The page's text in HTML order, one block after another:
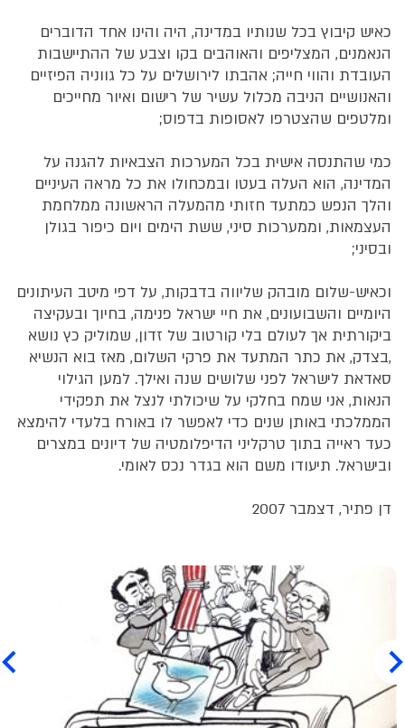
כאיש קיבוץ בכל שנותיו במדינה, היה והינו אחד הדוברים
הנאמנים, המצליפים והאוהבים בקו וצבע של ההתיישבות
העובדת והווי חייה; אהבתו לירושלים על כל גווניה הפיזיים
והאנושיים הניבה מכלול עשיר של רישום ואיור מחייכים
ומלטפים שהצטרפו לאסופות בדפוס;
כמי שהתנסה אישית בכל המערכות הצבאיות להגנה על
המדינה, הוא העלה בעטו ובמכחולו את כל מראה העיניים
והלך הנפש כמתעד חזותי מהמעלה הראשונה ממלחמת
העצמאות, וממערכות סיני, ששת הימים ויום כיפור בגולן
ובסיני;
וכאיש-שלום מובהק שליווה בדבקות, על דפי מיטב העיתונים
היומיים והשבועונים, את חיי ישראל פנימה, בחיוך ובעקיצה
ביקורתית אך לעולם בלי קורטוב של זדון, שמוליק כץ נושא
,בצדק, את כתר המתעד את פרקי השלום, מאז בוא הנשיא
סאדאת לישראל לפני שלושים שנה ואילך. למען הגילוי
הנאות, אני שמח בחלקי על שיכולתי לנצל את תפקידי
הממלכתי באותן שנים כדי לאפשר לו באורח בלעדי להימצא
כעד ראייה בתוך טרקליני הדיפלומטיה של דיונים במצרים
ובישראל. תיעודו משם הוא בגדר נכס לאומי.
דן פתיר, דצמבר 2007